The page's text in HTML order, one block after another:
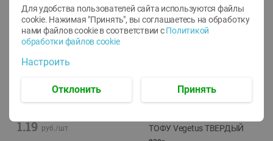
1.19 руб./шт ТОФУ Vegetus ТВЕРДЫЙ
Для удобства пользователей сайта используются файлы
cookie. Нажимая "Принять", вы соглашаетесь на обработку
нами файлов cookie в соответствии с Политикой
обработки файлов cookie
Настроить
Отклонить Принять